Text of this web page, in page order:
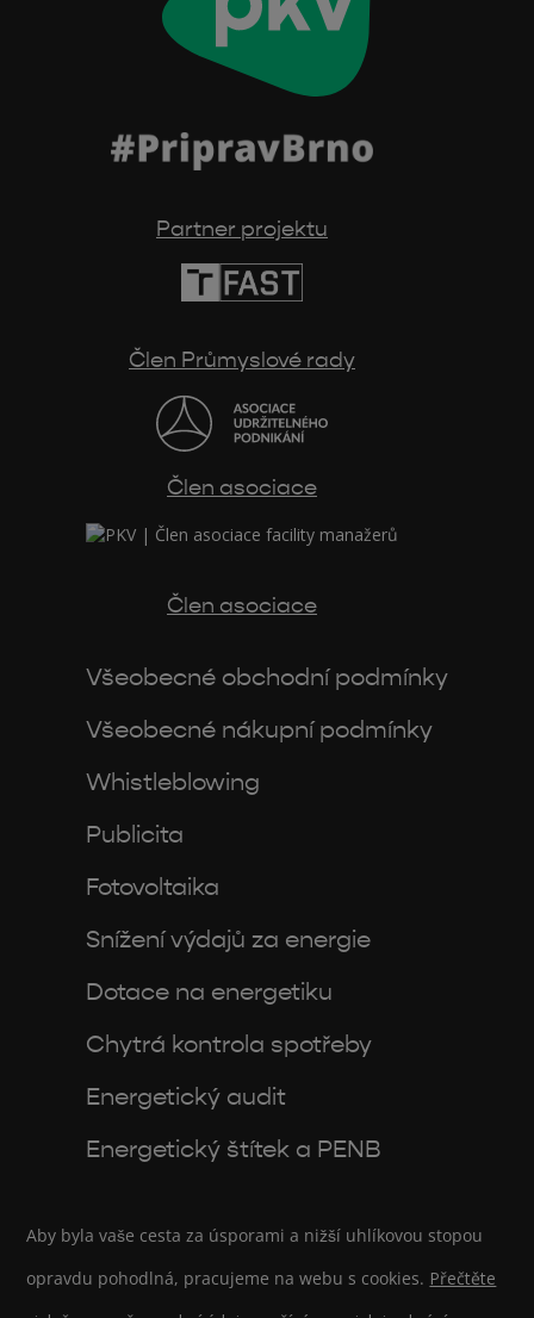
Partner projektu
Člen Průmyslové rady
Člen asociace
Člen asociace
Všeobecné obchodní podmínky
Všeobecné nákupní podmínky
Whistleblowing
Publicita
Fotovoltaika
Snížení výdajů za energie
Dotace na energetiku
Chytrá kontrola spotřeby
Energetický audit
Energetický štítek a PENB
Aby byla vaše cesta za úsporami a nižší uhlíkovou stopou
opravdu pohodlná, pracujeme na webu s cookies. Přečtěte